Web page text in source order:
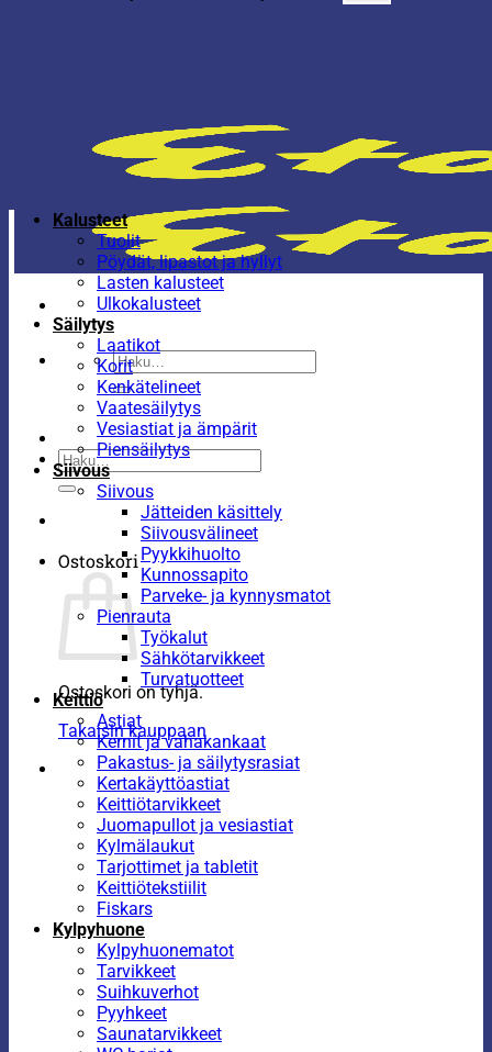
Etsi:
Etsi:
Ostoskori
Ostoskori on tyhjä.
Takaisin kauppaan
Kalusteet
Tuolit
Pöydät, lipastot ja hyllyt
Lasten kalusteet
Ulkokalusteet
Säilytys
Laatikot
Korit
Kenkätelineet
Vaatesäilytys
Vesiastiat ja ämpärit
Piensäilytys
Siivous
Siivous
Jätteiden käsittely
Siivousvälineet
Pyykkihuolto
Kunnossapito
Parveke- ja kynnysmatot
Pienrauta
Työkalut
Sähkötarvikkeet
Turvatuotteet
Keittiö
Astiat
Kernit ja vahakankaat
Pakastus- ja säilytysrasiat
Kertakäyttöastiat
Keittiötarvikkeet
Juomapullot ja vesiastiat
Kylmälaukut
Tarjottimet ja tabletit
Keittiötekstiilit
Fiskars
Kylpyhuone
Kylpyhuonematot
Tarvikkeet
Suihkuverhot
Pyyhkeet
Saunatarvikkeet